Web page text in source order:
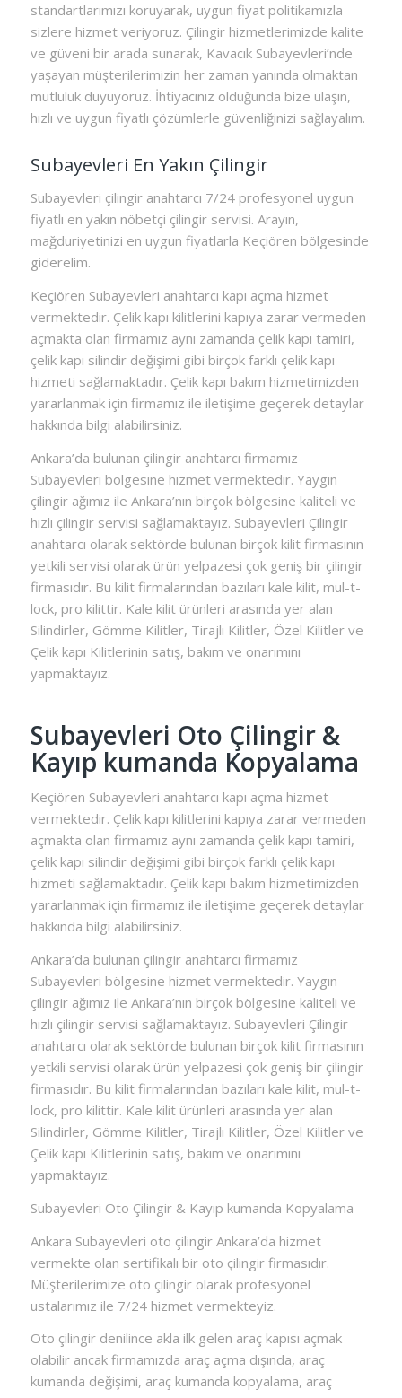
standartlarımızı koruyarak, uygun fiyat politikamızla
sizlere hizmet veriyoruz. Çilingir hizmetlerimizde kalite
ve güveni bir arada sunarak, Kavacık Subayevleri’nde
yaşayan müşterilerimizin her zaman yanında olmaktan
mutluluk duyuyoruz. İhtiyacınız olduğunda bize ulaşın,
hızlı ve uygun fiyatlı çözümlerle güvenliğinizi sağlayalım.
Subayevleri En Yakın Çilingir
Subayevleri çilingir anahtarcı 7/24 profesyonel uygun
fiyatlı en yakın nöbetçi çilingir servisi. Arayın,
mağduriyetinizi en uygun fiyatlarla Keçiören bölgesinde
giderelim.
Keçiören Subayevleri anahtarcı kapı açma hizmet
vermektedir. Çelik kapı kilitlerini kapıya zarar vermeden
açmakta olan firmamız aynı zamanda çelik kapı tamiri,
çelik kapı silindir değişimi gibi birçok farklı çelik kapı
hizmeti sağlamaktadır. Çelik kapı bakım hizmetimizden
yararlanmak için firmamız ile iletişime geçerek detaylar
hakkında bilgi alabilirsiniz.
Ankara’da bulunan çilingir anahtarcı firmamız
Subayevleri bölgesine hizmet vermektedir. Yaygın
çilingir ağımız ile Ankara’nın birçok bölgesine kaliteli ve
hızlı çilingir servisi sağlamaktayız. Subayevleri Çilingir
anahtarcı olarak sektörde bulunan birçok kilit firmasının
yetkili servisi olarak ürün yelpazesi çok geniş bir çilingir
firmasıdır. Bu kilit firmalarından bazıları kale kilit, mul-t-
lock, pro kilittir. Kale kilit ürünleri arasında yer alan
Silindirler, Gömme Kilitler, Tirajlı Kilitler, Özel Kilitler ve
Çelik kapı Kilitlerinin satış, bakım ve onarımını
yapmaktayız.
Subayevleri Oto Çilingir &
Kayıp kumanda Kopyalama
Keçiören Subayevleri anahtarcı kapı açma hizmet
vermektedir. Çelik kapı kilitlerini kapıya zarar vermeden
açmakta olan firmamız aynı zamanda çelik kapı tamiri,
çelik kapı silindir değişimi gibi birçok farklı çelik kapı
hizmeti sağlamaktadır. Çelik kapı bakım hizmetimizden
yararlanmak için firmamız ile iletişime geçerek detaylar
hakkında bilgi alabilirsiniz.
Ankara’da bulunan çilingir anahtarcı firmamız
Subayevleri bölgesine hizmet vermektedir. Yaygın
çilingir ağımız ile Ankara’nın birçok bölgesine kaliteli ve
hızlı çilingir servisi sağlamaktayız. Subayevleri Çilingir
anahtarcı olarak sektörde bulunan birçok kilit firmasının
yetkili servisi olarak ürün yelpazesi çok geniş bir çilingir
firmasıdır. Bu kilit firmalarından bazıları kale kilit, mul-t-
lock, pro kilittir. Kale kilit ürünleri arasında yer alan
Silindirler, Gömme Kilitler, Tirajlı Kilitler, Özel Kilitler ve
Çelik kapı Kilitlerinin satış, bakım ve onarımını
yapmaktayız.
Subayevleri Oto Çilingir & Kayıp kumanda Kopyalama
Ankara Subayevleri oto çilingir Ankara’da hizmet
vermekte olan sertifikalı bir oto çilingir firmasıdır.
Müşterilerimize oto çilingir olarak profesyonel
ustalarımız ile 7/24 hizmet vermekteyiz.
Oto çilingir denilince akla ilk gelen araç kapısı açmak
olabilir ancak firmamızda araç açma dışında, araç
kumanda değişimi, araç kumanda kopyalama, araç